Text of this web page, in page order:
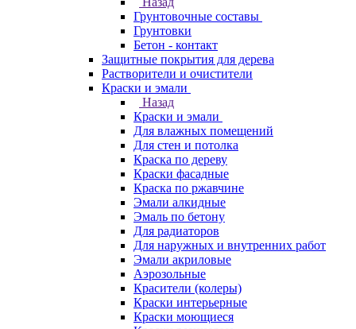
Грунтовочные составы
Грунтовки
Бетон - контакт
Защитные покрытия для дерева
Растворители и очистители
Краски и эмали
Назад
Краски и эмали
Для влажных помещений
Для стен и потолка
Краска по дереву
Краски фасадные
Краска по ржавчине
Эмали алкидные
Эмаль по бетону
Для радиаторов
Для наружных и внутренних работ
Эмали акриловые
Аэрозольные
Красители (колеры)
Краски интерьерные
Краски моющиеся